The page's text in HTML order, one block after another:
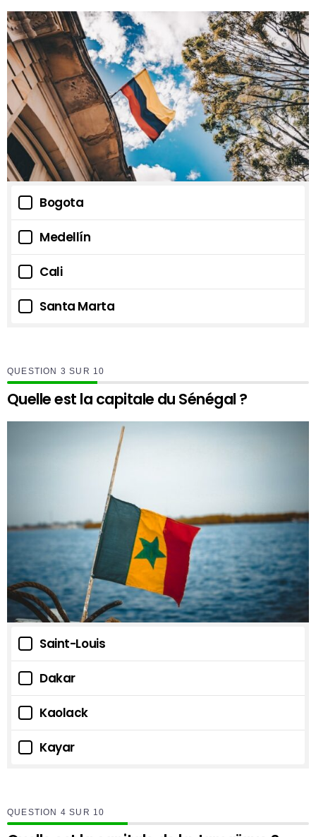
Bogota
Medellín
Cali
Santa Marta
QUESTION SUR 10
Quelle est la capitale du Sénégal ?
Saint-Louis
Dakar
Kaolack
Kayar
QUESTION SUR 10